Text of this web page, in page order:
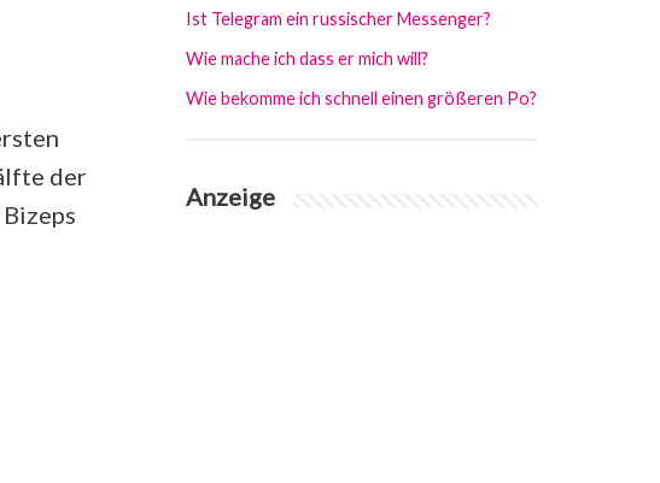
der
Ist Telegram ein russischer Messenger?
Wie mache ich dass er mich will?
Wie bekomme ich schnell einen größeren Po?
Anzeige